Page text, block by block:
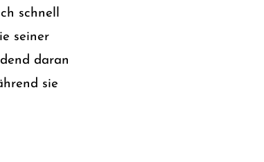
schnell
seiner
daran
sie